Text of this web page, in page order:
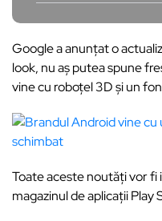
Google a anunțat o
look, nu aș putea spune
vine cu roboțel 3D și un
Toate aceste noutăți vor fi
magazinul de aplicații Play